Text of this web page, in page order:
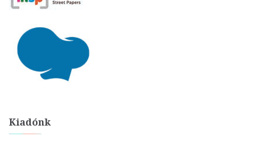
Kiadónk